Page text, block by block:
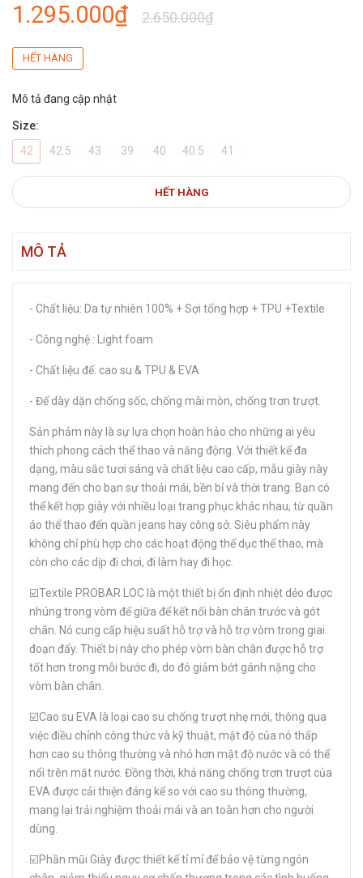
1.295.000₫ 2.650.000₫
HẾT HÀNG
Mô tả đang cập nhật
Size:
42
42.5 43 39 40 40.5 41
HẾT HÀNG
MÔ TẢ
- Chất liệu: Da tự nhiên 100% + Sợi tổng hợp + TPU +Textile
- Công nghệ : Light foam
- Chất liệu đế: cao su & TPU & EVA
- Đế dày dặn chống sốc, chống mài mòn, chống trơn trượt.
Sản phảm này là sự lựa chọn hoàn hảo cho những ai yêu
thích phong cách thể thao và năng động. Với thiết kế đa
dạng, màu sắc tươi sáng và chất liệu cao cấp, mẫu giày này
mang đến cho bạn sự thoải mái, bền bỉ và thời trang. Bạn có
thể kết hợp giày với nhiều loại trang phục khác nhau, từ quần
áo thể thao đến quần jeans hay công sở. Siêu phẩm này
không chỉ phù hợp cho các hoạt động thể dục thể thao, mà
còn cho các dịp đi chơi, đi làm hay đi học.
☑️Textile PROBAR LOC là một thiết bị ổn định nhiệt dẻo được
nhúng trong vòm đế giữa để kết nối bàn chân trước và gót
chân. Nó cung cấp hiệu suất hỗ trợ và hỗ trợ vòm trong giai
đoạn đẩy. Thiết bị này cho phép vòm bàn chân được hỗ trợ
tốt hơn trong mỗi bước đi, do đó giảm bớt gánh nặng cho
vòm bàn chân.
☑️Cao su EVA là loại cao su chống trượt nhẹ mới, thông qua
việc điều chỉnh công thức và kỹ thuật, mật độ của nó thấp
hơn cao su thông thường và nhỏ hơn mật độ nước và có thể
nổi trên mặt nước. Đồng thời, khả năng chống trơn trượt của
EVA được cải thiện đáng kể so với cao su thông thường,
mang lại trải nghiệm thoải mái và an toàn hơn cho người
dùng.
☑️Phần mũi Giày được thiết kế tỉ mỉ để bảo vệ từng ngón